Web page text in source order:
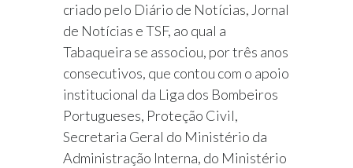
criado pelo Diário de Notícias, Jornal
de Notícias e TSF, ao qual a
Tabaqueira se associou, por três anos
consecutivos, que contou com o apoio
institucional da Liga dos Bombeiros
Portugueses, Proteção Civil,
Secretaria Geral do Ministério da
Administração Interna, do Ministério